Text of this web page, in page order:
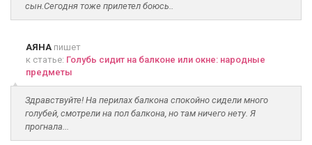
сын.Сегодня тоже прилетел боюсь..
АЯНА пишет
к статье: Голубь сидит на балконе или окне: народные
предметы
Здравствуйте! На перилах балкона спокойно сидели много
голубей, смотрели на пол балкона, но там ничего нету. Я
прогнала...